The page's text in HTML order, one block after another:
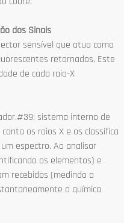
dos Sinais
sensível que atua como
retornados. Este
de cada raio-X
sistema interno de
os raios X e os classifica
espectro. Ao analisar
os elementos) e
recebidos (medindo a
a química